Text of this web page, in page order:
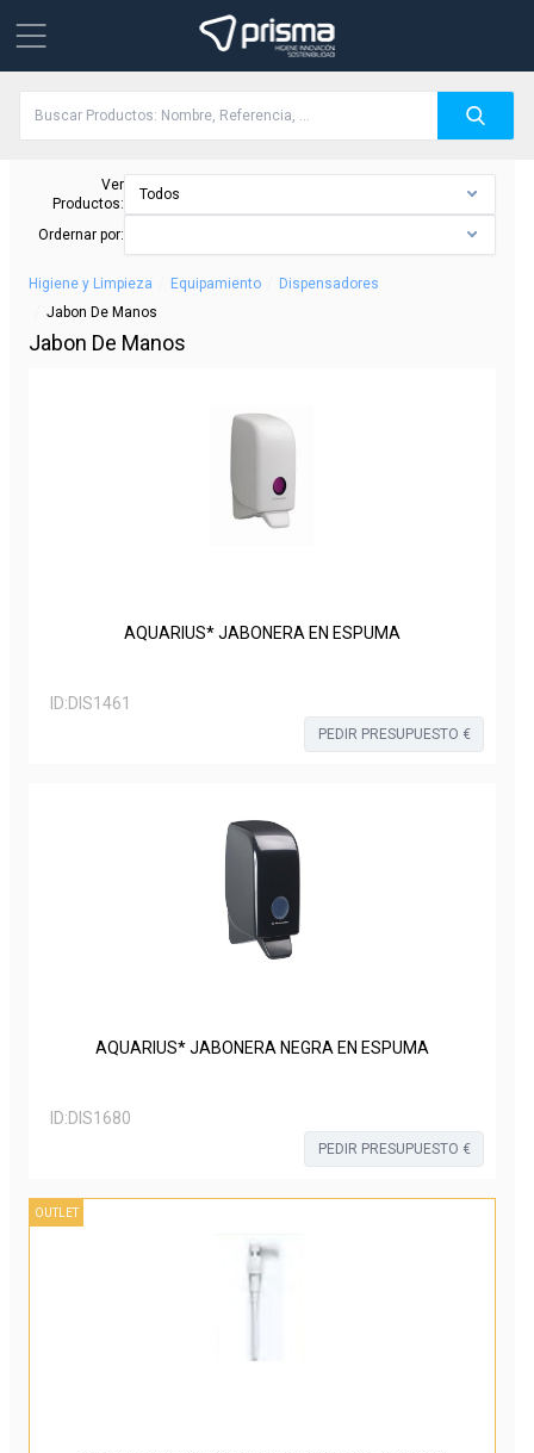
Ver
Productos:
Todos
Ordernar por:
Higiene y Limpieza Equipamiento Dispensadores
Jabon De Manos
Jabon De Manos
AQUARIUS* JABONERA EN ESPUMA
ID:DIS1461
PEDIR PRESUPUESTO €
AQUARIUS* JABONERA NEGRA EN ESPUMA
ID:DIS1680
PEDIR PRESUPUESTO €
OUTLET